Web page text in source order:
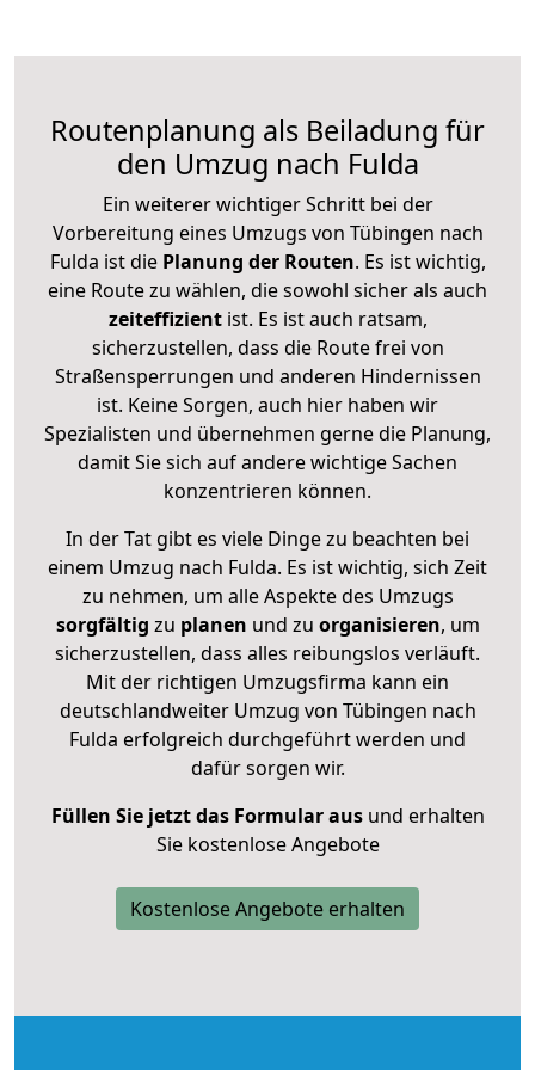
Routenplanung als Beiladung für
den Umzug nach Fulda
Ein weiterer wichtiger Schritt bei der
Vorbereitung eines Umzugs von Tübingen nach
Fulda ist diePlanung der Routen. Es ist wichtig,
eine Route zu wählen, die sowohl sicher als auch
zeiteffizientist. Es ist auch ratsam,
sicherzustellen, dass die Route frei von
Straßensperrungen und anderen Hindernissen
ist. Keine Sorgen, auch hier haben wir
Spezialisten und übernehmen gerne die Planung,
damit Sie sich auf andere wichtige Sachen
konzentrieren können.
In der Tat gibt es viele Dinge zu beachten bei
einem Umzug nach Fulda. Es ist wichtig, sich Zeit
zu nehmen, um alle Aspekte des Umzugs
sorgfältig zu planen und zu organisieren, um
sicherzustellen, dass alles reibungslos verläuft.
Mit der richtigen Umzugsfirma kann ein
deutschlandweiter Umzug von Tübingen nach
Fulda erfolgreich durchgeführt werden und
dafür sorgen wir.
Füllen Sie jetzt das Formular ausund erhalten
Sie kostenlose Angebote
Kostenlose Angebote erhalten